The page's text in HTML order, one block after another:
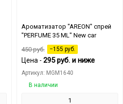
Ароматизатор "AREON" спрей
"PERFUME 35 ML" New car
450руб. −155 руб.
Цена - 295руб. и ниже
Артикул: MGM1640
В наличии